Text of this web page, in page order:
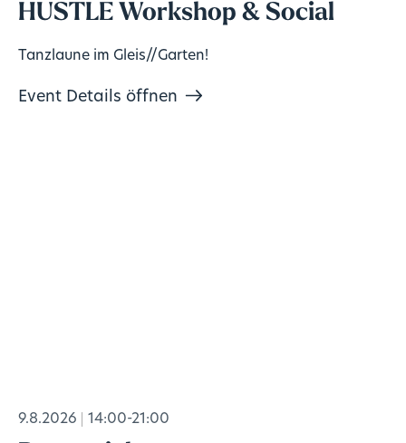
HUSTLE Workshop & Social
Tanzlaune im Gleis//Garten!
Event Details öffnen
9.8.2026 14:00-21:00